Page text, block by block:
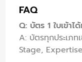
FAQ
Q: บัตร 1 ใบเข้าไ
A: บัตรทุกประเภท
Stage,